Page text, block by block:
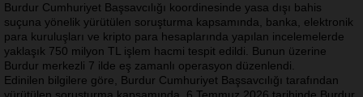
Burdur Cumhuriyet Başsavcılığı koordinesinde yasa dışı bahis
suçuna yönelik yürütülen soruşturma kapsamında, banka, elektronik
para kuruluşları ve kripto para hesaplarında yapılan incelemelerde
yaklaşık 750 milyon TL işlem hacmi tespit edildi. Bunun üzerine
Burdur merkezli 7 ilde eş zamanlı operasyon düzenlendi.
Edinilen bilgilere göre, Burdur Cumhuriyet Başsavcılığı tarafından